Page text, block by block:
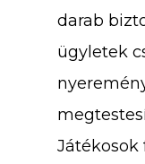
darab
ügyletek
Játékosok